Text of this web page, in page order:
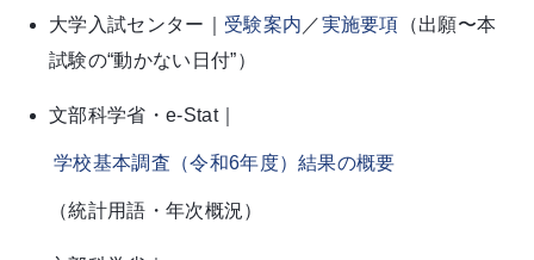
大学入試センター｜ 受験案内 ／実施要項 （出願〜本
試験の“動かない日付”）
文部科学省・e-Stat｜
学校基本調査（令和6年度）結果の概要
（統計用語・年次概況）